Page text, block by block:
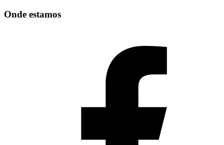
Onde estamos